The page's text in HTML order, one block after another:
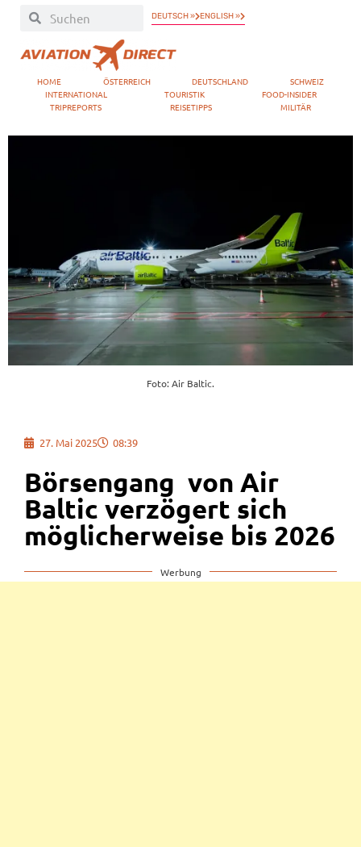
DEUTSCH » ENGLISH »
HOME ÖSTERREICH DEUTSCHLAND
SCHWEIZ
INTERNATIONAL
TOURISTIK
FOOD-INSIDER
TRIPREPORTS
REISETIPPS MILITÄR
Foto: Air Baltic.
27. Mai 2025 08:39
Börsengang von Air
Baltic verzögert sich
möglicherweise bis 2026
Werbung